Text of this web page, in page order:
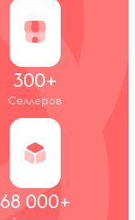
300+
Селлеров
68 000+